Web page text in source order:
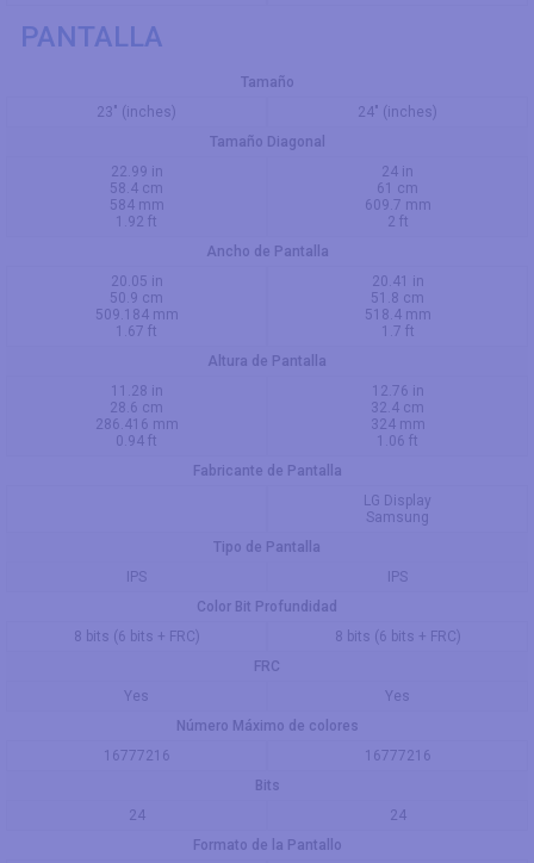
PANTALLA
Tamaño
23" (inches)
24" (inches)
Tamaño Diagonal
22.99 in
58.4 cm
584 mm
1.92 ft
24 in
61 cm
609.7 mm
2 ft
Ancho de Pantalla
20.05 in
50.9 cm
509.184 mm
1.67 ft
20.41 in
51.8 cm
518.4 mm
1.7 ft
Altura de Pantalla
11.28 in
28.6 cm
286.416 mm
0.94 ft
12.76 in
32.4 cm
324 mm
1.06 ft
Fabricante de Pantalla
LG Display
Samsung
Tipo de Pantalla
IPS
IPS
Color Bit Profundidad
8 bits (6 bits + FRC)
8 bits (6 bits + FRC)
FRC
Yes
Yes
Número Máximo de colores
16777216
16777216
Bits
24
24
Formato de la Pantallo